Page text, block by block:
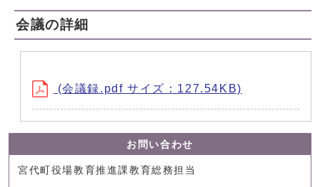
会議の詳細
(会議録.pdf サイズ：127.54KB)
お問い合わせ
宮代町役場教育推進課教育総務担当